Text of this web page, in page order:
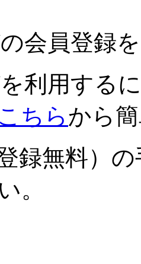
会員登録
利用する
こちらから
録無料）
。